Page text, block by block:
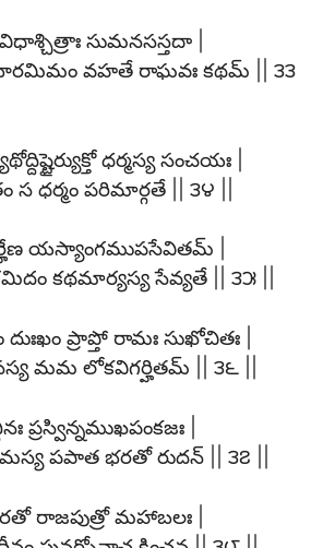
సుమనసస్తదా |
వహతే రాఘవః కథమ్ || ౩౩
ధర్మస్య సంచయః |
స ధర్మం పరిమార్గతే || ౩౪ ||
యస్యాంగముపసేవితమ్ |
కథమార్యస్య సేవ్యతే || ౩౫ ||
ప్రాప్తో రామః సుఖోచితః |
మమ లోకవిగర్హితమ్ || ౩౬ ||
ప్రస్విన్నముఖపంకజః |
పపాత భరతో రుదన్ || ౩౭ ||
రాజపుత్రో మహాబలః |